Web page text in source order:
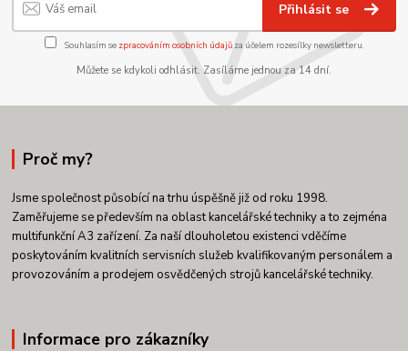
Přihlásit se
Souhlasím se zpracováním osobních údajůza účelem rozesílky newsletteru.
Můžete se kdykoli odhlásit. Zasíláme jednou za 14 dní.
Proč my?
Jsme společnost působící na trhu úspěšně již od roku 1998.
Zaměřujeme se především na oblast kancelářské techniky a to zejména
multifunkční A3 zařízení. Za naší dlouholetou existenci vděčíme
poskytováním kvalitních servisních služeb kvalifikovaným personálem a
provozováním a prodejem osvědčených strojů kancelářské techniky.
Informace pro zákazníky